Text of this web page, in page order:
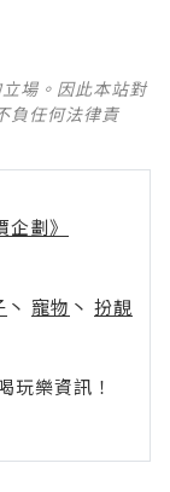
場。因此本站對
負任何法律責
劃》
丶 寵物 丶 扮靚
樂資訊！